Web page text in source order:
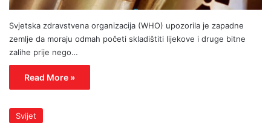
Svjetska zdravstvena organizacija (WHO) upozorila je zapadne
zemlje da moraju odmah početi skladištiti lijekove i druge bitne
zalihe prije nego…
Read More »
Svijet